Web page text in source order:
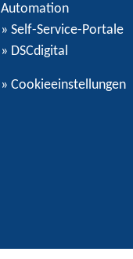
Automation
» Self-Service-Portale
» DSCdigital
» Cookieeinstellungen